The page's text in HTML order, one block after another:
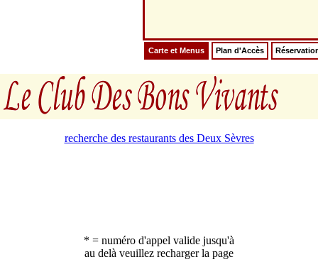
Carte et Menus Plan d'Accès
recherche des restaurants des Deux Sèvres
* = numéro d'appel valide jusqu'à
au delà veuillez recharger la page